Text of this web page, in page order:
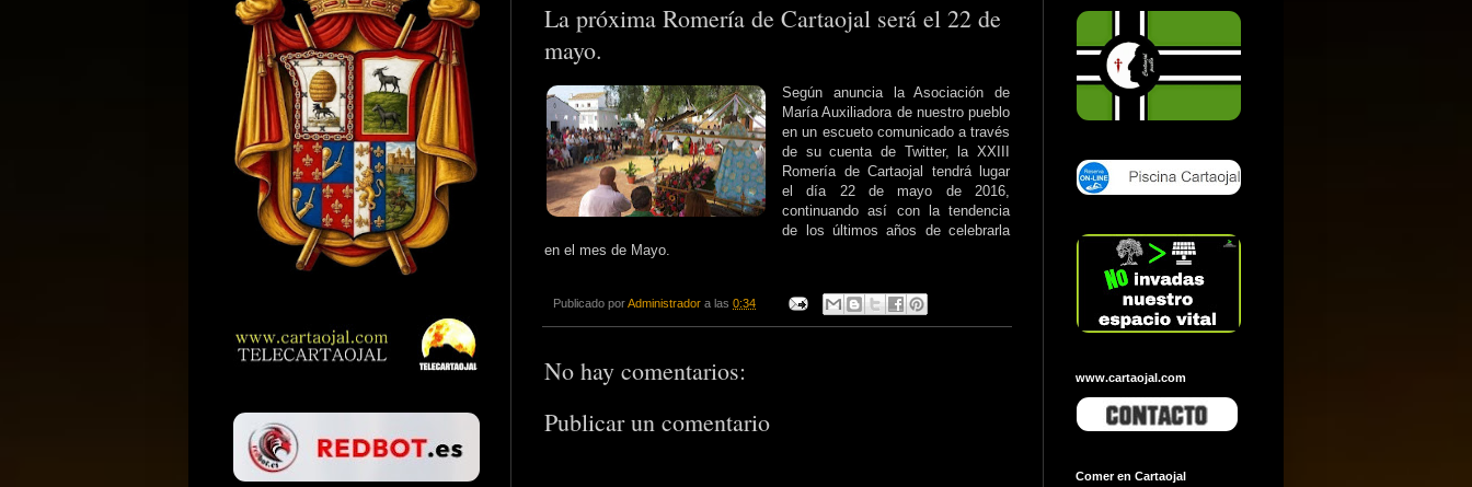
La próxima Romería de Cartaojal será el 22 de
mayo.
Según anuncia la Asociación de
María Auxiliadora de nuestro pueblo
en un escueto comunicado a través
de su cuenta de Twitter, la XXIII
Romería de Cartaojal tendrá lugar
el día 22 de mayo de 2016,
continuando así con la tendencia
de los últimos años de celebrarla
en el mes de Mayo.
Publicado porAdministrador a las 0:34
No hay comentarios:
Publicar un comentario
www.cartaojal.com
Comer en Cartaojal